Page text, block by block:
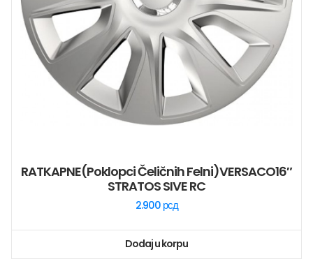
RATKAPNE(poklopci Čeličnih Felni)VERSACO16″
STRATOS SIVE RC
2.900 рсд
Dodaj u korpu